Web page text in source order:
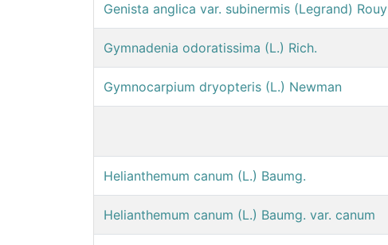
Genista anglica var. subinermis (Legrand) Rouy
Gymnadenia odoratissima (L.) Rich.
Gymnocarpium dryopteris (L.) Newman
Helianthemum canum (L.) Baumg.
Helianthemum canum (L.) Baumg. var. canum